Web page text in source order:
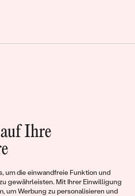
Ihre
um die einwandfreie Funktion und
gewährleisten. Mit Ihrer Einwilligung
um Werbung zu personalisieren und
wir
Schönheit und